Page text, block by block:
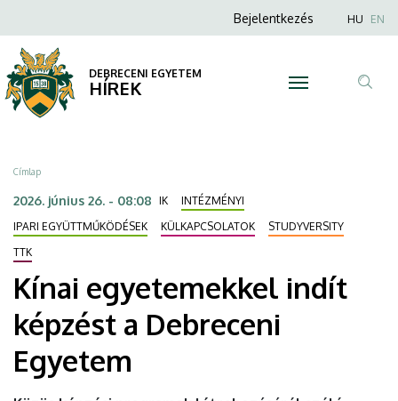
egyetemekkel
indít
képzést
a
Debreceni
Egyetem
DEBRECENI
EGYETEM
a
tartalomra
Anonim
menüje
Bejelentkezés HU EN
DEBRECENI EGYETEM
HÍREK
Morzsa
Címlap
2026. június 26. - 08:08 IK
INTÉZMÉNYI
IPARI EGYÜTTMŰKÖDÉSEK
KÜLKAPCSOLATOK
STUDYVERSITY
TTK
Kínai egyetemekkel indít
képzést a Debreceni
Egyetem